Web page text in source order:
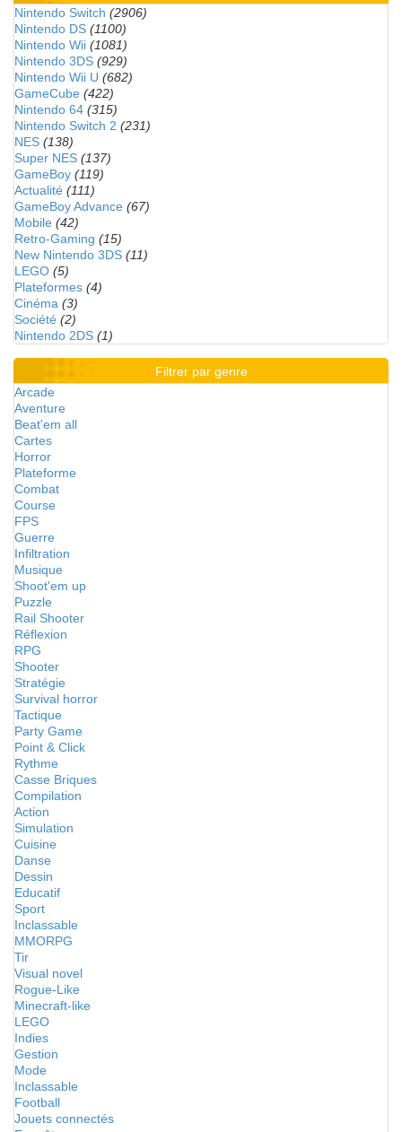
Nintendo Switch (2906)
Nintendo DS (1100)
Nintendo Wii (1081)
Nintendo 3DS (929)
Nintendo Wii U (682)
GameCube (422)
Nintendo 64 (315)
Nintendo Switch 2 (231)
NES (138)
Super NES (137)
GameBoy (119)
Actualité (111)
GameBoy Advance (67)
Mobile (42)
Retro-Gaming (15)
New Nintendo 3DS (11)
LEGO (5)
Plateformes (4)
Cinéma (3)
Société (2)
Nintendo 2DS (1)
Filtrer par genre
Arcade
Aventure
Beat'em all
Cartes
Horror
Plateforme
Combat
Course
FPS
Guerre
Infiltration
Musique
Shoot'em up
Puzzle
Rail Shooter
Réflexion
RPG
Shooter
Stratégie
Survival horror
Tactique
Party Game
Point & Click
Rythme
Casse Briques
Compilation
Action
Simulation
Cuisine
Danse
Dessin
Educatif
Sport
Inclassable
MMORPG
Tir
Visual novel
Rogue-Like
Minecraft-like
LEGO
Indies
Gestion
Mode
Inclassable
Football
Jouets connectés